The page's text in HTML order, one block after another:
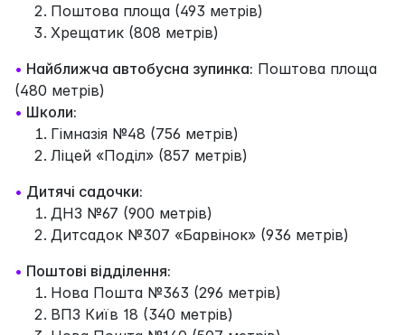
Поштова площа (493 метрів)
Хрещатик (808 метрів)
• Найближча автобусна зупинка: Поштова площа
(480 метрів)
• Школи:
Гімназія №48 (756 метрів)
Ліцей «Поділ» (857 метрів)
• Дитячі садочки:
ДНЗ №67 (900 метрів)
Дитсадок №307 «Барвінок» (936 метрів)
• Поштові відділення:
Нова Пошта №363 (296 метрів)
ВПЗ Київ 18 (340 метрів)